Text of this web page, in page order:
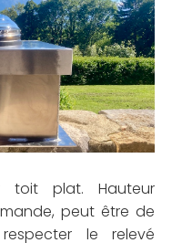
toit plat. Hauteur
peut être de
le relevé